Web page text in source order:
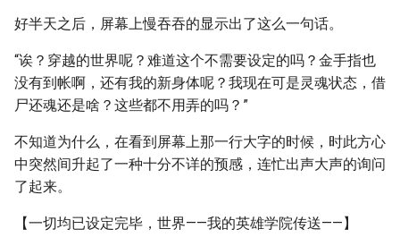
好半天之后，屏幕上慢吞吞的显示出了这么一句话。
“诶？穿越的世界呢？难道这个不需要设定的吗？金手指也
没有到帐啊，还有我的新身体呢？我现在可是灵魂状态，借
尸还魂还是啥？这些都不用弄的吗？”
不知道为什么，在看到屏幕上那一行大字的时候，时此方心
中突然间升起了一种十分不详的预感，连忙出声大声的询问
了起来。
【一切均已设定完毕，世界——我的英雄学院传送——】